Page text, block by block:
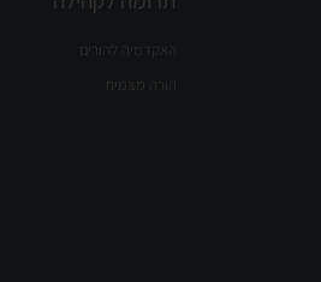
האקדמיה להורים
הורה מצמיח